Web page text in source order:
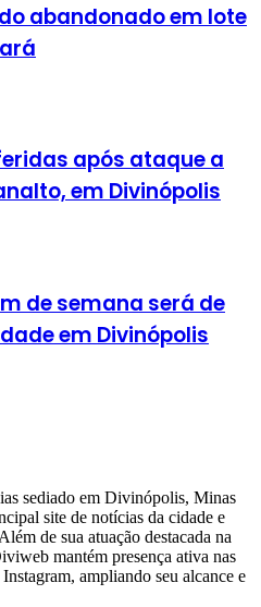
abandonado em lote
após ataque a
em Divinópolis
de semana será de
em Divinópolis
sediado em Divinópolis, Minas
site de notícias da cidade e
de sua atuação destacada na
mantém presença ativa nas
ampliando seu alcance e